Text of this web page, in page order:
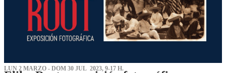
LUN 2 MARZO - DOM 30 JUL 2023, 9-17 H.